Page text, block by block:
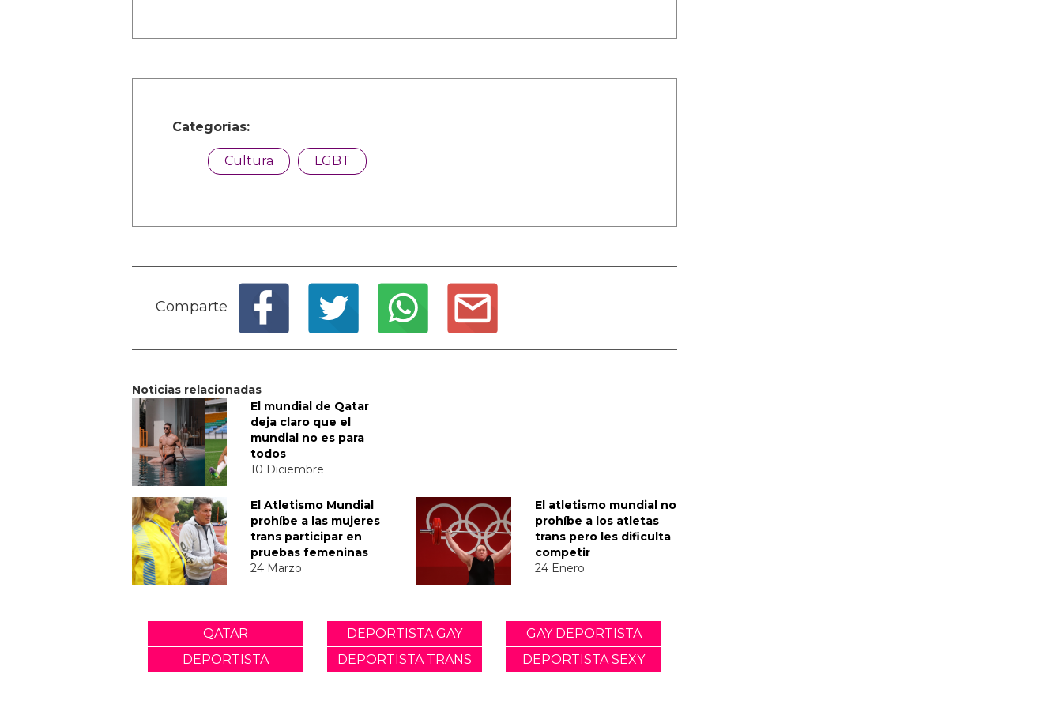
Categorías:
Cultura LGBT
Comparte
Noticias relacionadas
El mundial de Qatar
deja claro que el
mundial no es para
todos
10 Diciembre
El Atletismo Mundial
prohíbe a las mujeres
trans participar en
pruebas femeninas
24 Marzo
El atletismo mundial no
prohíbe a los atletas
trans pero les dificulta
competir
24 Enero
QATAR DEPORTISTA GAY
GAY DEPORTISTA
DEPORTISTA
DEPORTISTA TRANS DEPORTISTA SEXY